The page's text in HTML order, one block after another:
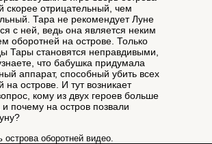
скорее отрицательный, чем
Тара не рекомендует Луне
с ней, ведь она является неким
оборотней на острове. Только
Тары становятся неправдивыми,
что бабушка придумала
аппарат, способный убить всех
на острове. И тут возникает
кому из двух героев больше
и почему на остров позвали
острова оборотней видео.